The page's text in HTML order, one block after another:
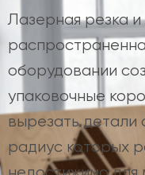
Лазерная резка
оборудовании
упаковочные
вырезать детали
радиус которых